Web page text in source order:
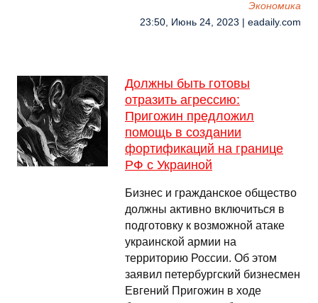
Экономика
23:50, Июнь 24, 2023 | eadaily.com
Должны быть готовы
отразить агрессию:
Пригожин предложил
помощь в создании
фортификаций на границе
РФ с Украиной
Бизнес и гражданское общество
должны активно включиться в
подготовку к возможной атаке
украинской армии на
территорию России. Об этом
заявил петербургский бизнесмен
Евгений Пригожин в ходе